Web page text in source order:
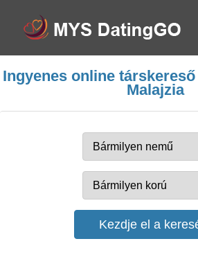
Ingyenes online
Malajzia